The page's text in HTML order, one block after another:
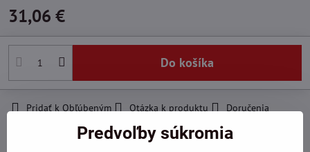
31,06 €
Do košíka
Pridať k Obľúbeným Otázka k produktu
Doručenia
Predvoľby súkromia